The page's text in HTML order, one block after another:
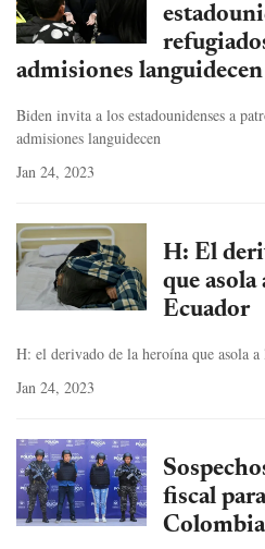
admisiones languidecen
Biden invita a los estadounidenses a
admisiones languidecen
Jan 24, 2023
H: El
que asola
Ecuador
H: el derivado de la heroína que asola
Jan 24, 2023
fiscal
Colombia